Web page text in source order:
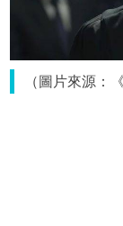
（圖片來源：